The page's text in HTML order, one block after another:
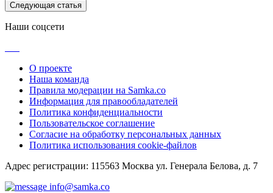
Следующая статья
Наши соцсети
О проекте
Наша команда
Правила модерации на Samka.co
Информация для правообладателей
Политика конфиденциальности
Пользовательское соглашение
Согласие на обработку персональных данных
Политика использования cookie-файлов
Адрес регистрации: 115563 Москва ул. Генерала Белова, д. 7
info@samka.co